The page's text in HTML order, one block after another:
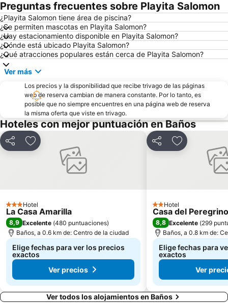
Preguntas frecuentes sobre Playita Salomon
¿Playita Salomon tiene área de piscina?
¿Se permiten mascotas en Playita Salomon?
¿Hay estacionamiento disponible en Playita Salomon?
¿Dónde está ubicado Playita Salomon?
¿Qué atracciones populares están cerca de Playita Salomon?
Ver más
Los precios y la disponibilidad que recibe trivago de las páginas
web de reserva cambian de manera constante. Por lo tanto, es
posible que no siempre encuentres en una página web de reserva
la misma oferta que viste en trivago.
Hoteles con mejor puntuación en Baños
CompartirAgregar a favoritos
3 Estrellas
Hotel
La Casa Amarilla
8,9 Excelente (480 puntuaciones)
Baños, a 0.6 km de: Centro de la ciudad
Elige fechas para ver los precios
exactos
Ver precios
CompartirAgregar a
2 Estrellas
Hotel
Casa del
8,8 Excelente (299
Baños, a 0.8 km de:
Elige fechas para
exactos
Ver
Ver todos los alojamientos en Baños